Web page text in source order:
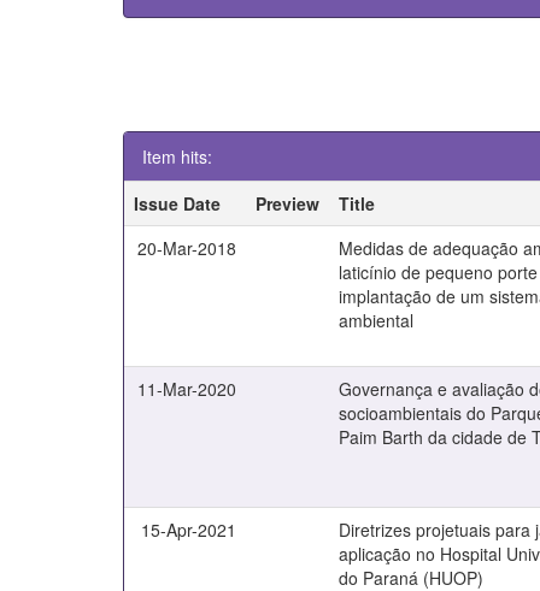
Item hits:
Issue Date
Preview
Title
20-Mar-2018
Medidas de adequação
laticínio de pequeno
implantação de um
ambiental
11-Mar-2020
Governança e avaliação
socioambientais do
Paim Barth da cidade de
15-Apr-2021
Diretrizes projetuais para
aplicação no Hospital
do Paraná (HUOP)